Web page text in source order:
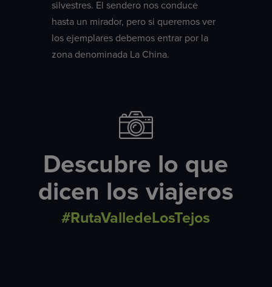
silvestres. El sendero nos conduce
hasta un mirador, pero si queremos ver
los ejemplares debemos entrar por la
zona denominada La China.
Descubre lo que
dicen los viajeros
#RutaValledeLosTejos